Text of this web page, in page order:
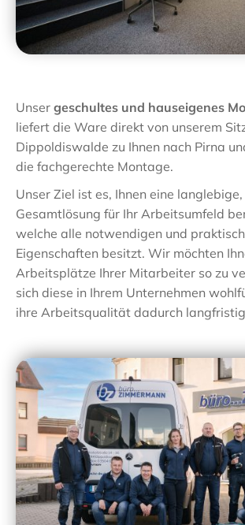
Unser geschultes und hauseigenes
liefert die Ware direkt von unserem
Dippoldiswalde zu Ihnen nach Pirna
die fachgerechte Montage.
Unser Ziel ist es, Ihnen eine
Gesamtlösung für Ihr Arbeitsumfeld
welche alle notwendigen und
Eigenschaften besitzt. Wir möchten
Arbeitsplätze Ihrer Mitarbeiter so zu
sich diese in Ihrem Unternehmen
ihre Arbeitsqualität dadurch